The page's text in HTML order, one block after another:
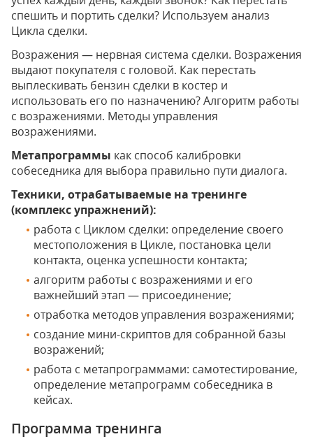
спешить и портить сделки? Используем анализ
Цикла сделки.
Возражения — нервная система сделки. Возражения
выдают покупателя с головой. Как перестать
выплескивать бензин сделки в костер и
использовать его по назначению? Алгоритм работы
с возражениями. Методы управления
возражениями.
Метапрограммы как способ калибровки
собеседника для выбора правильно пути диалога.
Техники, отрабатываемые на тренинге
(комплекс упражнений):
работа с Циклом сделки: определение своего
местоположения в Цикле, постановка цели
контакта, оценка успешности контакта;
алгоритм работы с возражениями и его
важнейший этап — присоединение;
отработка методов управления возражениями;
создание мини-скриптов для собранной базы
возражений;
работа с метапрограммами: самотестирование,
определение метапрограмм собеседника в
кейсах.
Программа тренинга